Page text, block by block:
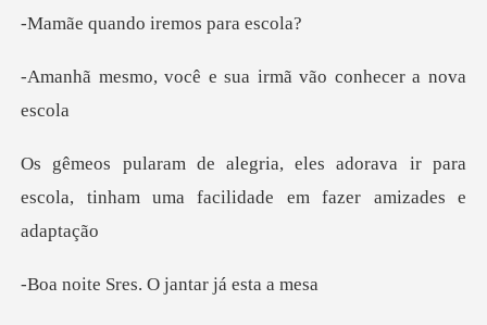
Histórico
Sair
do iremos p
e sua irmã vão con
dorava ir para
escola, tinham uma fa
es. O jantar